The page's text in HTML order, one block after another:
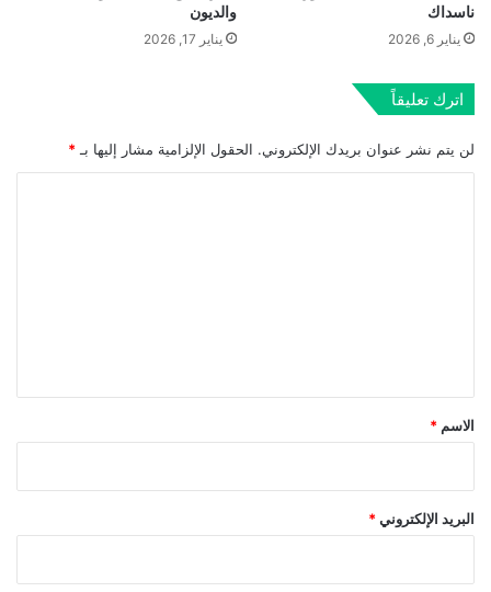
ناسداك
يناير 6, 2026
والديون
يناير 17, 2026
اترك تعليقاً
لن يتم نشر عنوان بريدك الإلكتروني. الحقول الإلزامية مشار إليها بـ *
*
الاسم *
البريد الإلكتروني*